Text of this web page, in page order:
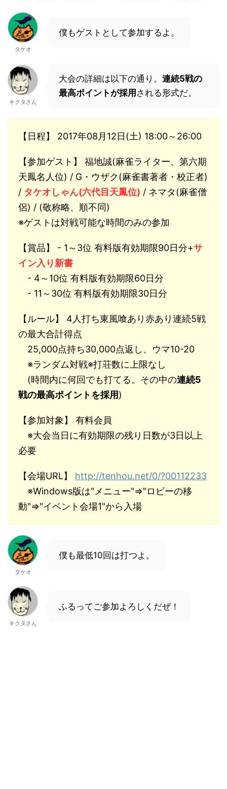
タケオ
僕もゲストとして参加するよ。
キクタさん
大会の詳細は以下の通り。 連続5戦の
最高ポイントが採用される形式だ。
【日程】 2017年08月12日(土) 18:00～26:00
【参加ゲスト】 福地誠(麻雀ライター、第六期
天鳳名人位) / G・ウザク(麻雀書著者・校正者)
/ タケオしゃん(六代目天鳳位) / ネマタ(麻雀僧
侶) / (敬称略、順不同)
※ゲストは対戦可能な時間のみの参加
【賞品】 - 1～3位 有料版有効期限90日分+サ
イン入り新書
- 4～10位 有料版有効期限60日分
- 11～30位 有料版有効期限30日分
【ルール】 4人打ち東風喰あり赤あり連続5戦
の最大合計得点
25,000点持ち30,000点返し、ウマ10-20
※ランダム対戦※打荘数に上限なし
(時間内に何回でも打てる。その中の連続5
戦の最高ポイントを採用)
【参加対象】 有料会員
※大会当日に有効期限の残り日数が3日以上
必要
【会場URL】 http://tenhou.net/0/?00112233
※Windows版は"メニュー"⇒"ロビーの移
動"⇒"イベント会場1"から入場
タケオ
僕も最低10回は打つよ。
キクタさん
ふるってご参加よろしくだぜ！